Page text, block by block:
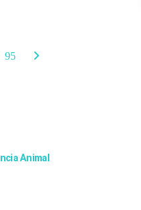
95
Animal